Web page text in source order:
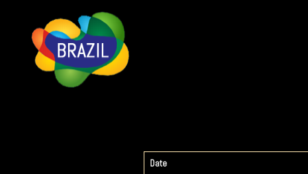
Date